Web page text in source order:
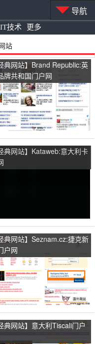
技术 更多
导航
站
典网站】Brand Republic:英
牌共和国门户网
典网站】Kataweb:意大利卡
典网站】Seznam.cz:捷克新
户网
典网站】意大利Tiscali门户